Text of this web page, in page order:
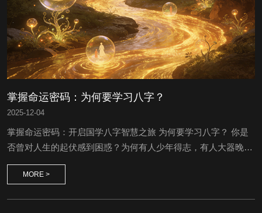
掌握命运密码：为何要学习八字？
2025-12-04
掌握命运密码：开启国学八字智慧之旅 为何要学习八字？ 你是
否曾对人生的起伏感到困惑？为何有人少年得志，有人大器晚
成？为何相似的起点，却走向截然不同的人生轨迹？千百年来，
中国古老的八字命理学为我们提供了一扇理解生命规律与自我潜
MORE >